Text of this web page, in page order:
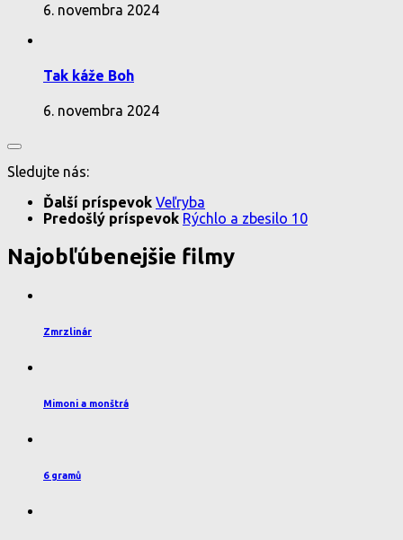
6. novembra 2024
Tak káže Boh
6. novembra 2024
Sledujte nás:
Ďalší príspevok Veľryba
Predošlý príspevok Rýchlo a zbesilo 10
Najobľúbenejšie filmy
Zmrzlinár
Mimoni a monštrá
6 gramů